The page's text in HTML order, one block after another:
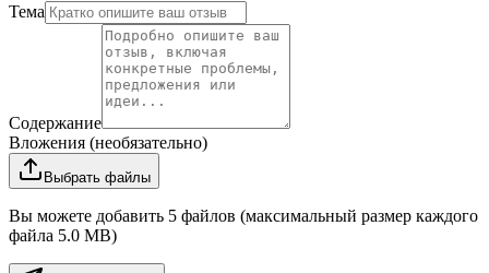
Тема
Содержание
Вложения (необязательно)
Выбрать файлы
Вы можете добавить 5 файлов (максимальный размер каждого
файла 5.0 MB)